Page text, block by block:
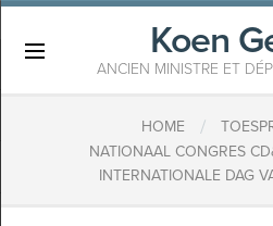
Koen
ANCIEN MINISTRE ET
HOME /
NATIONAAL CONGRES
INTERNATIONALE DAG